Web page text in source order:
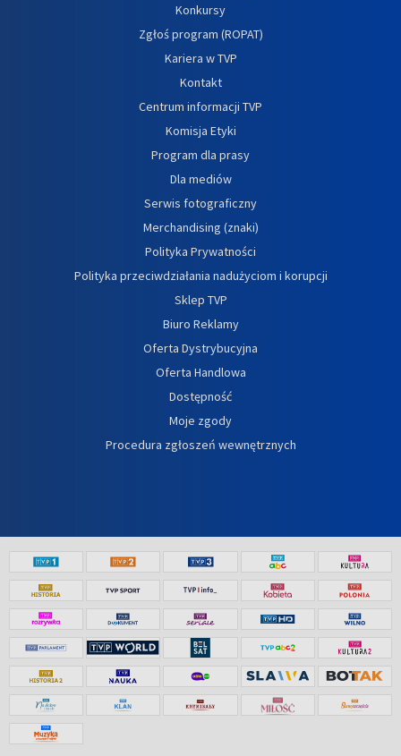
Konkursy
Zgłoś program (ROPAT)
Kariera w TVP
Kontakt
Centrum informacji TVP
Komisja Etyki
Program dla prasy
Dla mediów
Serwis fotograficzny
Merchandising (znaki)
Polityka Prywatności
Polityka przeciwdziałania nadużyciom i korupcji
Sklep TVP
Biuro Reklamy
Oferta Dystrybucyjna
Oferta Handlowa
Dostępność
Moje zgody
Procedura zgłoszeń wewnętrznych